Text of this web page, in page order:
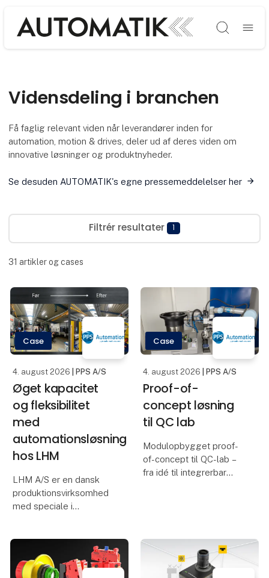
Søg
Vidensdeling i branchen
Få faglig relevant viden når leverandører inden for
automation, motion & drives, deler ud af deres viden om
innovative løsninger og produktnyheder.
Se desuden AUTOMATIK's egne pressemeddelelser her
Filtrér resultater 1
31 artikler og cases
Case
4. august 2026 | PPS A/S
Øget kapacitet
og fleksibilitet
med
automationsløsning
hos LHM
LHM A/S er en dansk
produktionsvirksomhed
med speciale i
offshore-industrien. For
at imødekomme
stigende efterspørgsel
Case
4. august 2026 | PPS A/S
Proof-of-
concept løsning
til QC lab
Modulopbygget proof-
of-concept til QC-lab –
fra idé til integrerbar
laboratoriebrug, der
både kan dokumenteres,
skaleres og integreres i